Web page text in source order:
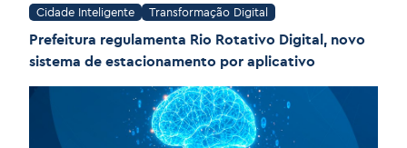
Cidade Inteligente Transformação Digital
Prefeitura regulamenta Rio Rotativo Digital, novo
sistema de estacionamento por aplicativo